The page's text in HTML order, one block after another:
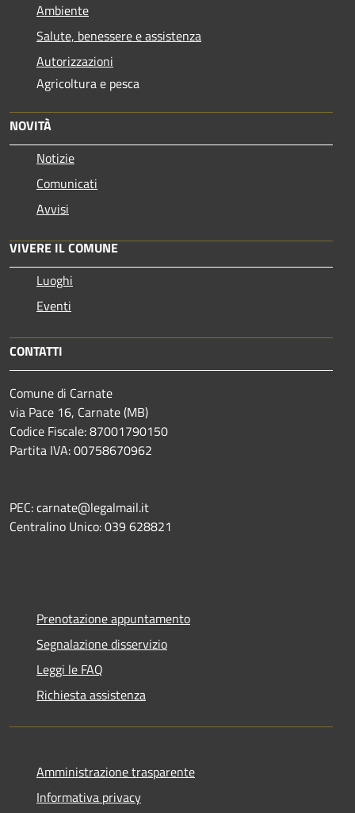
Ambiente
Salute, benessere e assistenza
Autorizzazioni
Agricoltura e pesca
NOVITÀ
Notizie
Comunicati
Avvisi
VIVERE IL COMUNE
Luoghi
Eventi
CONTATTI
Comune di Carnate
via Pace 16, Carnate (MB)
Codice Fiscale: 87001790150
Partita IVA: 00758670962
PEC: carnate@legalmail.it
Centralino Unico: 039 628821
Prenotazione appuntamento
Segnalazione disservizio
Leggi le FAQ
Richiesta assistenza
Amministrazione trasparente
Informativa privacy